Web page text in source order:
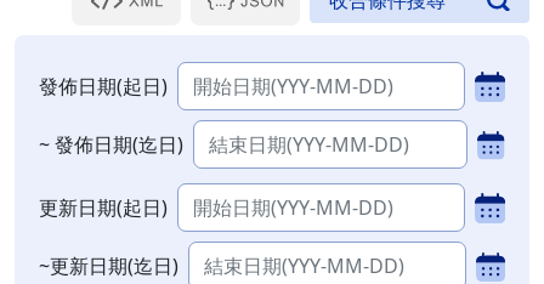
發佈日期(起日)
~ 發佈日期(迄日)
更新日期(起日)
~更新日期(迄日)